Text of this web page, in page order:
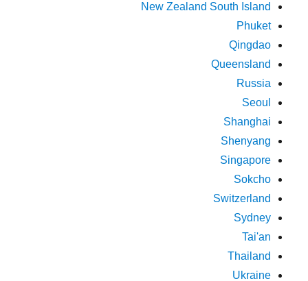
New Zealand South Island
Phuket
Qingdao
Queensland
Russia
Seoul
Shanghai
Shenyang
Singapore
Sokcho
Switzerland
Sydney
Tai'an
Thailand
Ukraine